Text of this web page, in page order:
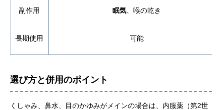
副作用 眠気 、喉の乾き
長期使用 可能
選び方と併用のポイント
くしゃみ、鼻水、目のかゆみがメインの場合は、内服薬（第2世